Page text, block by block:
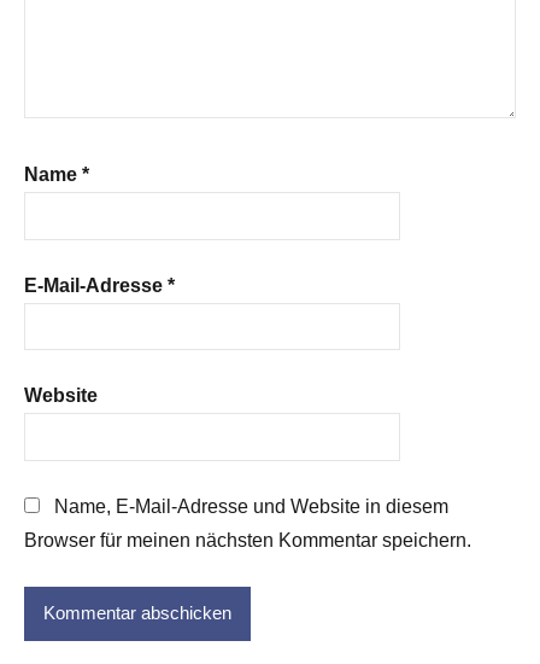
Name *
E-Mail-Adresse *
Website
Name, E-Mail-Adresse und Website in diesem
Browser für meinen nächsten Kommentar speichern.